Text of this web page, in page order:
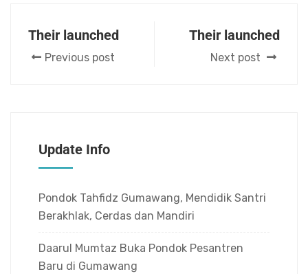
Their launched
Previous post
Their launched
Next post
Update Info
Pondok Tahfidz Gumawang, Mendidik Santri
Berakhlak, Cerdas dan Mandiri
Daarul Mumtaz Buka Pondok Pesantren
Baru di Gumawang